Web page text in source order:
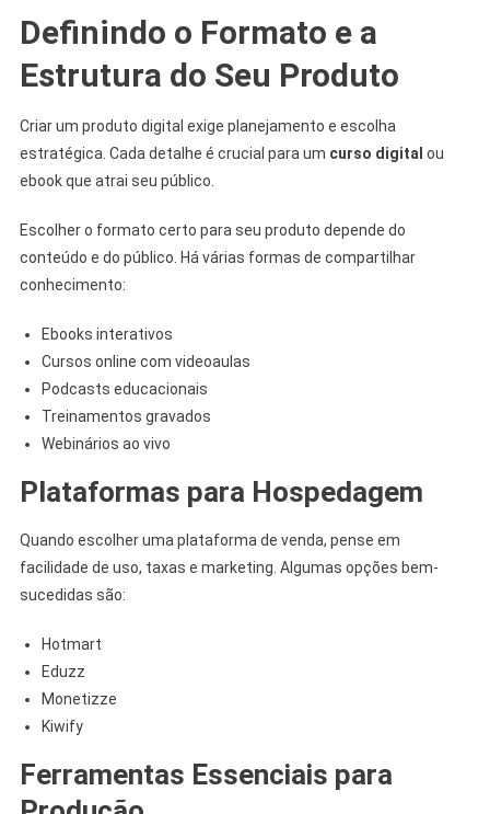
Definindo o Formato e a
Estrutura do Seu Produto
Criar um produto digital exige planejamento e escolha
estratégica. Cada detalhe é crucial para um curso digital ou
ebook que atrai seu público.
Escolher o formato certo para seu produto depende do
conteúdo e do público. Há várias formas de compartilhar
conhecimento:
Ebooks interativos
Cursos online com videoaulas
Podcasts educacionais
Treinamentos gravados
Webinários ao vivo
Plataformas para Hospedagem
Quando escolher uma plataforma de venda, pense em
facilidade de uso, taxas e marketing. Algumas opções bem-
sucedidas são:
Hotmart
Eduzz
Monetizze
Kiwify
Ferramentas Essenciais para